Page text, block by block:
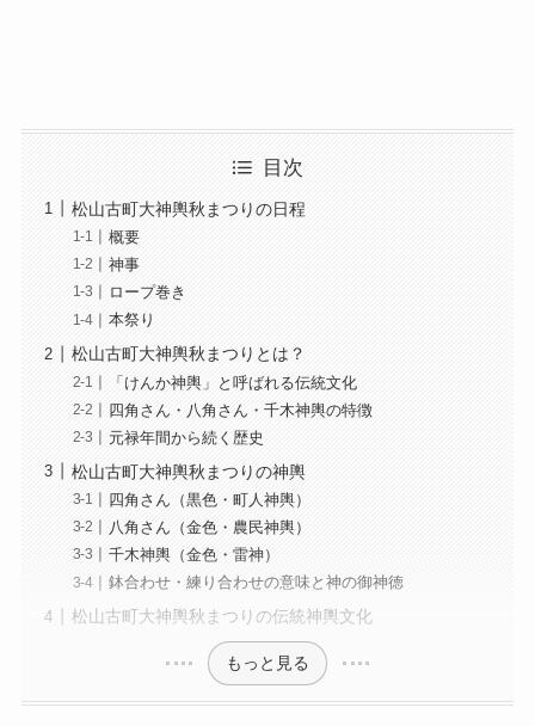
目次
松山古町大神輿秋まつりの日程
概要
神事
ロープ巻き
本祭り
松山古町大神輿秋まつりとは？
「けんか神輿」と呼ばれる伝統文化
四角さん・八角さん・千木神輿の特徴
元禄年間から続く歴史
松山古町大神輿秋まつりの神輿
四角さん（黒色・町人神輿）
八角さん（金色・農民神輿）
千木神輿（金色・雷神）
鉢合わせ・練り合わせの意味と神の御神徳
松山古町大神輿秋まつりの伝統神輿文化
もっと見る